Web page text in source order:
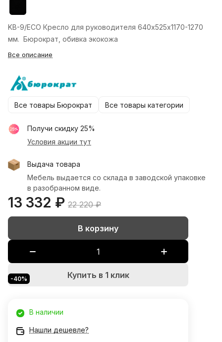
KB-9/ECO Кресло для руководителя 640х525х1170-1270
мм. Бюрократ, обивка экокожа
Все описание
Все товары Бюрократ Все товары категории
Получи скидку 25%
Условия акции тут
Выдача товара
Мебель выдается со склада в заводской упаковке
в разобранном виде.
-40%
13 332 ₽ 22 220 ₽
В корзину
Купить в 1 клик
В наличии
Нашли дешевле?